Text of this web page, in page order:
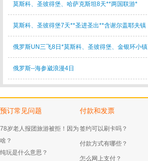
莫斯科、圣彼得堡、哈萨克斯坦8天**两国联游*
莫斯科、圣彼得堡7天**圣进圣出**含谢尔盖耶夫镇
俄罗斯UN三飞8日*莫斯科、圣彼得堡、金银环小镇
俄罗斯--海参崴浪漫4日
预订常见问题
78岁老人报团旅游被拒！因为
啥？
纯玩是什么意思？
付款和发票
签约可以刷卡吗？
付款方式有哪些？
怎么网上支付？